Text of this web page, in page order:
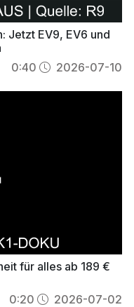
Jetzt EV9, EV6 und
0:40 2026-07-10
für alles ab 189 €
0:20 2026-07-02